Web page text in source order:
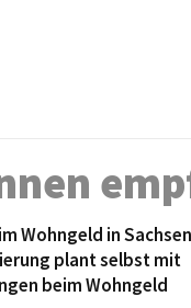
Wohngeld in
plant selbst mit
beim Wohngeld